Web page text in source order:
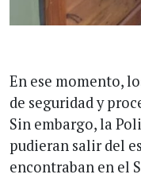
En ese momento,
de seguridad y
Sin embargo, la
pudieran salir del
encontraban en el